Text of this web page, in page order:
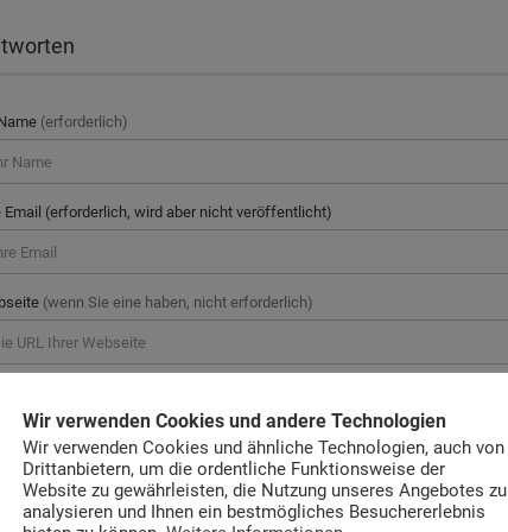
(erforderlich)
Email (erforderlich, wird aber nicht veröffentlicht)
(wenn Sie eine haben, nicht erforderlich)
Wir verwenden Cookies und andere Technologien
Wir verwenden Cookies und ähnliche Technologien, auch von
Drittanbietern, um die ordentliche Funktionsweise der
Website zu gewährleisten, die Nutzung unseres Angebotes zu
analysieren und Ihnen ein bestmögliches Besuchererlebnis